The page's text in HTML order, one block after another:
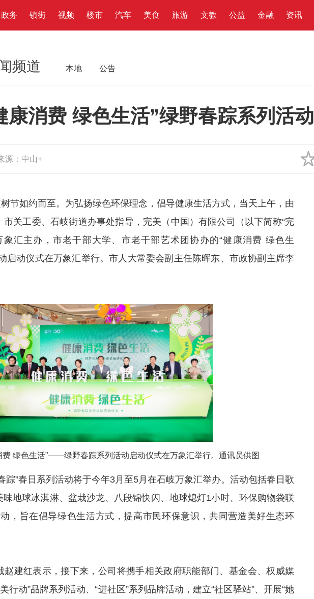
政务 镇街 视频 楼市 汽车 美食 旅游 文教 公益 金融 资讯
频道 本地 公告
康消费 绿色生活”绿野春踪系列活动
源：中山+
节如约而至。为弘扬绿色环保理念，倡导健康生活方式，当天上午，由
关工委、石岐街道办事处指导，完美（中国）有限公司（以下简称“完
象汇主办，市老干部大学、市老干部艺术团协办的“健康消费 绿色生
动仪式在万象汇举行。市人大常委会副主任陈晖东、市政协副主席李
费 绿色生活”——绿野春踪系列活动启动仪式在万象汇举行。通讯员供图
踪”春日系列活动将于今年3月至5月在石岐万象汇举办。活动包括春日歌
地球冰淇淋、盆栽沙龙、八段锦快闪、地球熄灯1小时、环保购物袋联
，旨在倡导绿色生活方式，提高市民环保意识，共同营造美好生态环
赵建红表示，接下来，公司将携手相关政府职能部门、基金会、权威媒
行动”品牌系列活动、“进社区”系列品牌活动，建立“社区驿站”、开展“她